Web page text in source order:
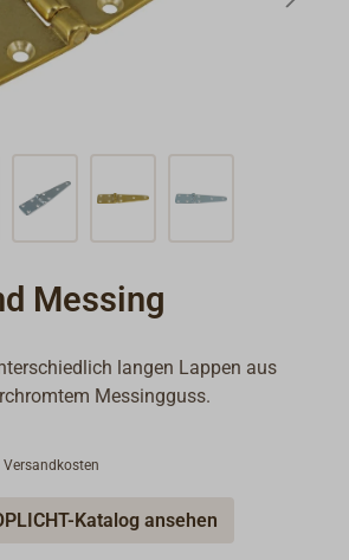
Messing
langen Lappen aus
Messingguss.
Versandkosten
Katalog ansehen